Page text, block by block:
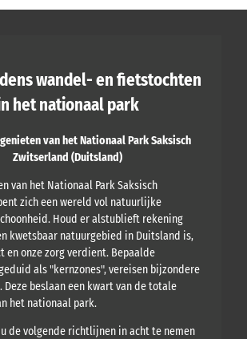
wandel- en fietstochten
het nationaal park
van het Nationaal Park Saksisch
Zwitserland (Duitsland)
van het Nationaal Park Saksisch
zich een wereld vol natuurlijke
Houd er alstublieft rekening
kwetsbaar natuurgebied in Duitsland is,
en onze zorg verdient. Bepaalde
als "kernzones", vereisen bijzondere
beslaan een kwart van de totale
het nationaal park.
de volgende richtlijnen in acht te nemen